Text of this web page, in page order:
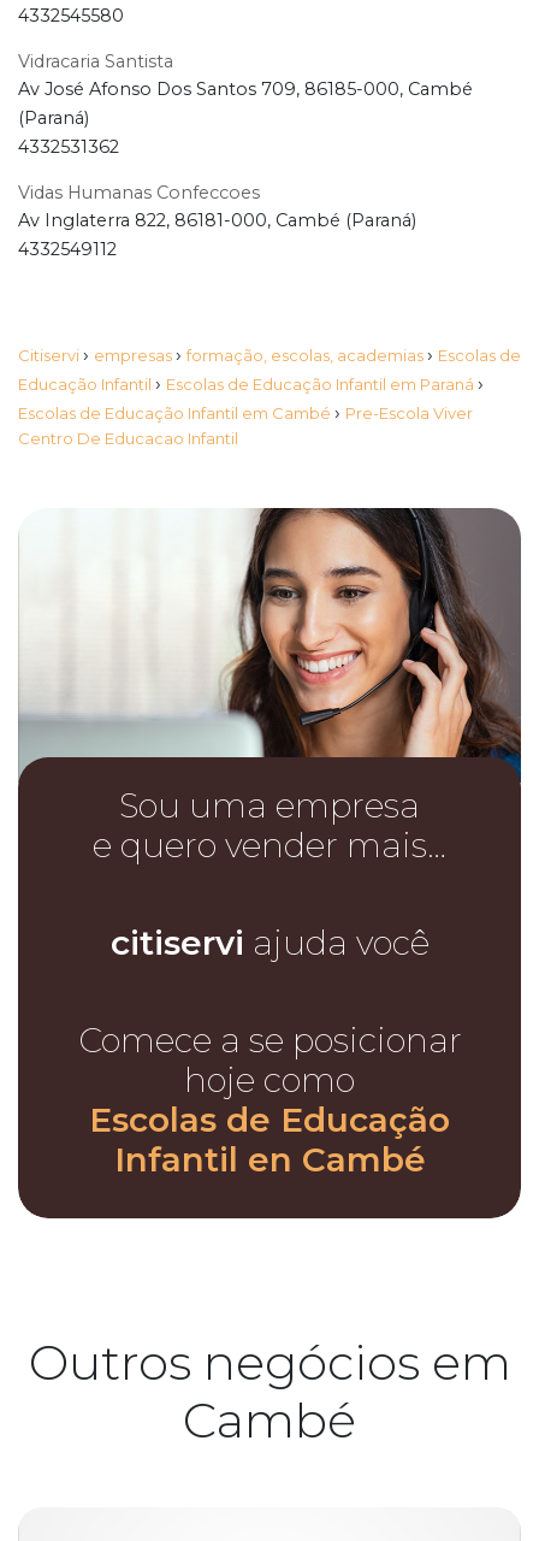
4332545580
Vidracaria Santista
Av José Afonso Dos Santos 709, 86185-000, Cambé
(Paraná)
4332531362
Vidas Humanas Confeccoes
Av Inglaterra 822, 86181-000, Cambé (Paraná)
4332549112
Citiservi › empresas ›formação, escolas, academias › Escolas de
Educação Infantil › Escolas de Educação Infantil em Paraná ›
Escolas de Educação Infantil em Cambé › Pre-Escola Viver
Centro De Educacao Infantil
Sou uma empresa
e quero vender mais…
citiservi ajuda você
Comece a se posicionar
hoje como
Escolas de Educação
Infantil en Cambé
Outros negócios em
Cambé